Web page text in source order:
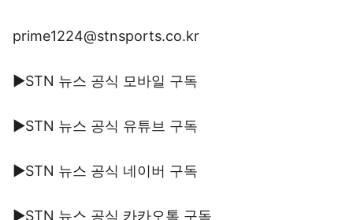
prime1224@stnsports.co.kr
▶STN 뉴스 공식 모바일 구독
▶STN 뉴스 공식 유튜브 구독
▶STN 뉴스 공식 네이버 구독
▶STN 뉴스 공식 카카오톡 구독